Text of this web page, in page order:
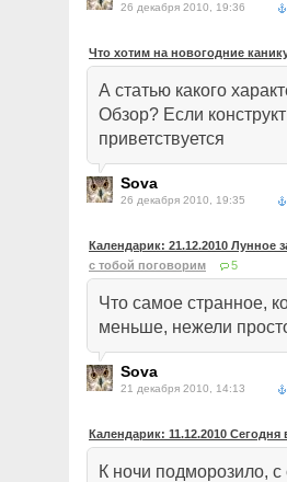
26 декабря 2010, 19:36
Что хотим на новогодние
А статью какого
Обзор? Если
приветствуется
Sova
26 декабря 2010, 19:35
Календарик: 21.12.2010 Лунное
с тобой поговорим
5
Что самое странное,
меньше, нежели
Sova
21 декабря 2010, 14:13
Календарик: 11.12.2010
К ночи подморозило, с